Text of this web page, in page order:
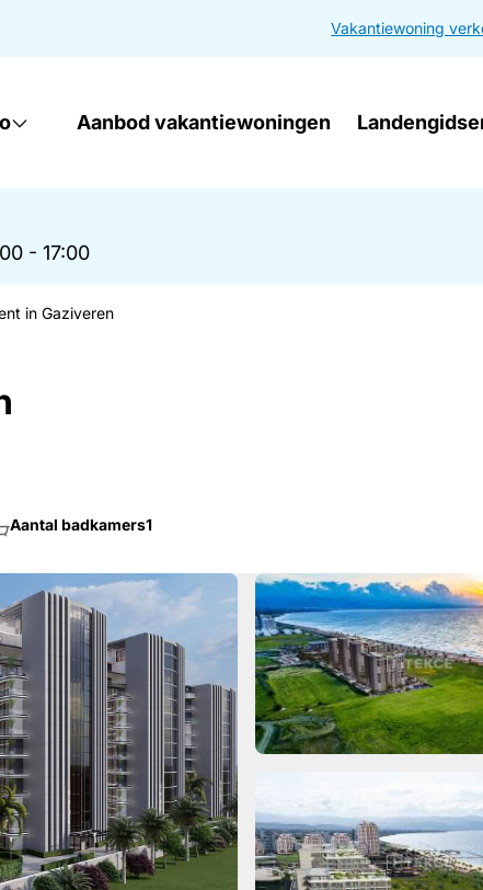
Vakantiewoning
Aanbod vakantiewoningen
- 17:00
in Gaziveren
Aantal badkamers1